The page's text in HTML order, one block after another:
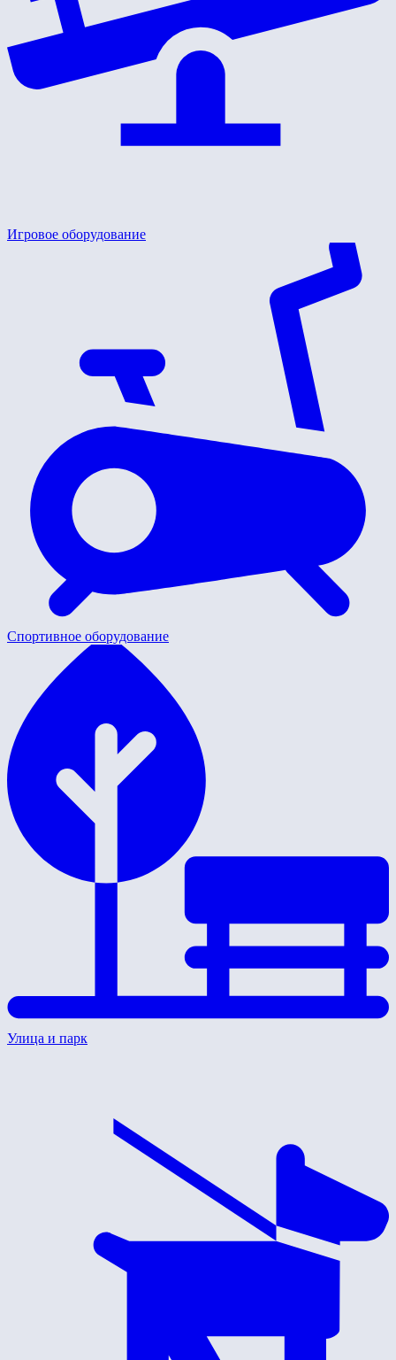
Игровое оборудование
Спортивное оборудование
Улица и парк